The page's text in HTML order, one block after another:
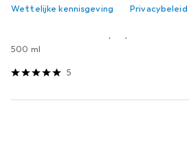
Wettelijke kennisgeving Privacybeleid
EUR
500 ml
5